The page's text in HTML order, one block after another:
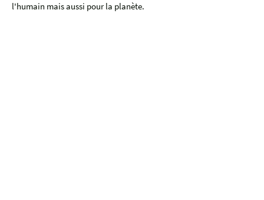
l'humain mais aussi pour la planète.